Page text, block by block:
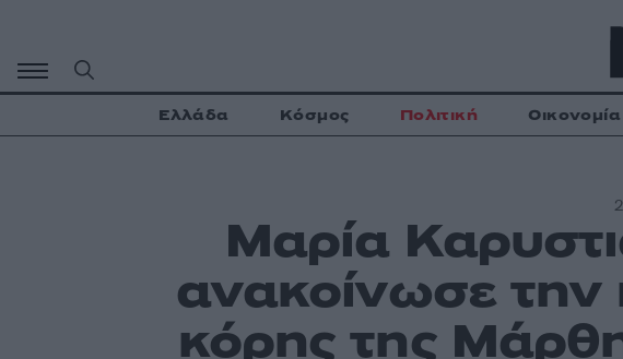
περιεχόμενο
Ελλάδα Κόσμος Πολιτική Οικονομία
Μαρία
ανακοίνωσε
κόρης της